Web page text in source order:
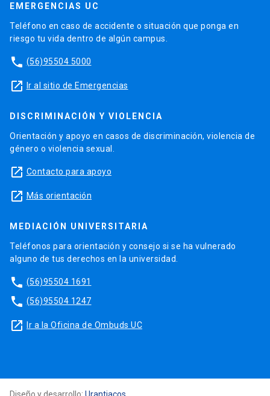
EMERGENCIAS UC
Teléfono en caso de accidente o situación que ponga en
riesgo tu vida dentro de algún campus.
phone (56)95504 5000
launch Ir al sitio de Emergencias
DISCRIMINACIÓN Y VIOLENCIA
Orientación y apoyo en casos de discriminación, violencia de
género o violencia sexual.
launch Contacto para apoyo
launch Más orientación
MEDIACIÓN UNIVERSITARIA
Teléfonos para orientación y consejo si se ha vulnerado
alguno de tus derechos en la universidad.
phone (56)95504 1691
phone (56)95504 1247
launch Ir a la Oficina de Ombuds UC